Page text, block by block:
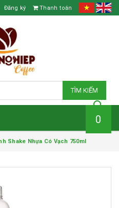
Đăng ký Thanh toán
TÌM KIẾM
0
Shake Nhựa Có Vạch 750ml